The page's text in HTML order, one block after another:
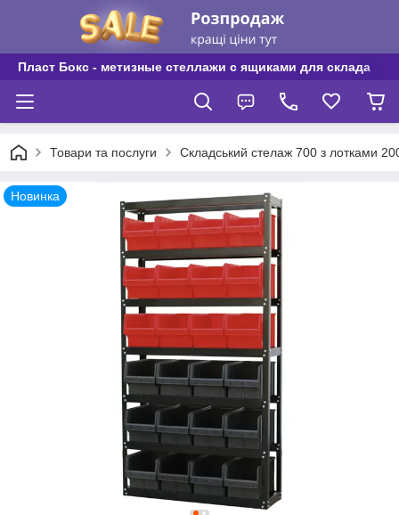
Пласт Бокс - метизные стеллажи с ящиками для склада
Товари та послуги Складський стелаж 700 з лотками
Новинка